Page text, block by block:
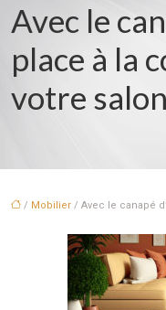
Avec le
place à la
votre
/ Mobilier / Avec le canapé